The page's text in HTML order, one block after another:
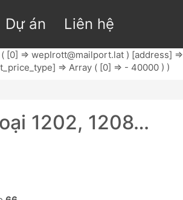
Dự án Liên hệ
[0] => wepIrott@mailport.lat ) [address]
=> Array ( [0] => - 40000 ) )
1202, 1208…